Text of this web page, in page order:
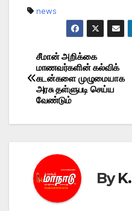
news
Post
navigation
சீமான் அறிக்கை
மாணவர்களின் கல்விக்
கடன்களை முழுமையாக
அரசு தள்ளுபடி செய்ய
வேண்டும்
By